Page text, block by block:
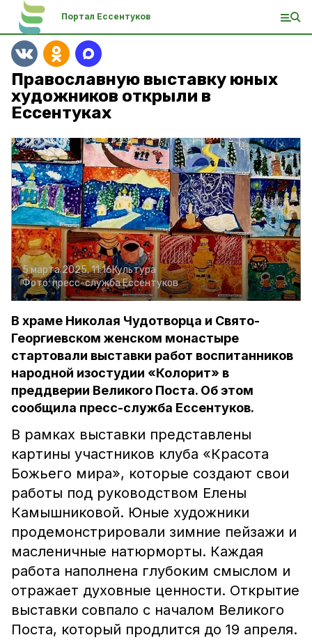
Портал Ессентуков
Православную выставку юных
художников открыли в
Ессентуках
5 марта 2025, 11:16Культура
Фото:пресс-служба Ессентуков
В храме Николая Чудотворца и Свято-
Георгиевском женском монастыре
стартовали выставки работ воспитанников
народной изостудии «Колорит» в
преддверии Великого Поста. Об этом
сообщила пресс-служба Ессентуков.
В рамках выставки представлены
картины участников клуба «Красота
Божьего мира», которые создают свои
работы под руководством Елены
Камышниковой. Юные художники
продемонстрировали зимние пейзажи и
масленичные натюрморты. Каждая
работа наполнена глубоким смыслом и
отражает духовные ценности. Открытие
выставки совпало с началом Великого
Поста, который продлится до 19 апреля.